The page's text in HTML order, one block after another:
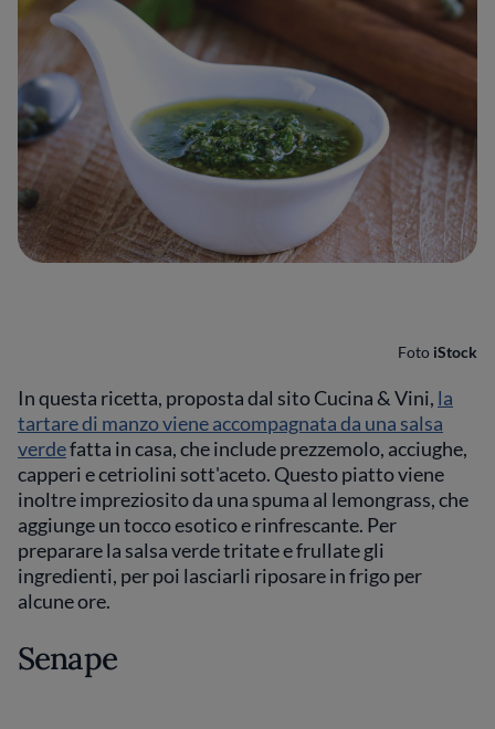
Foto iStock
In questa ricetta, proposta dal sito Cucina & Vini, la
tartare di manzo viene accompagnata da una salsa
verdefatta in casa, che include prezzemolo, acciughe,
capperi e cetriolini sott'aceto. Questo piatto viene
inoltre impreziosito da una spuma al lemongrass, che
aggiunge un tocco esotico e rinfrescante. Per
preparare la salsa verde tritate e frullate gli
ingredienti, per poi lasciarli riposare in frigo per
alcune ore.
Senape